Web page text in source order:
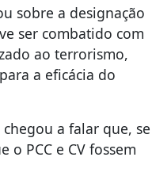
sobre a designação
ser combatido com
ao terrorismo,
a eficácia do
a falar que, se
PCC e CV fossem